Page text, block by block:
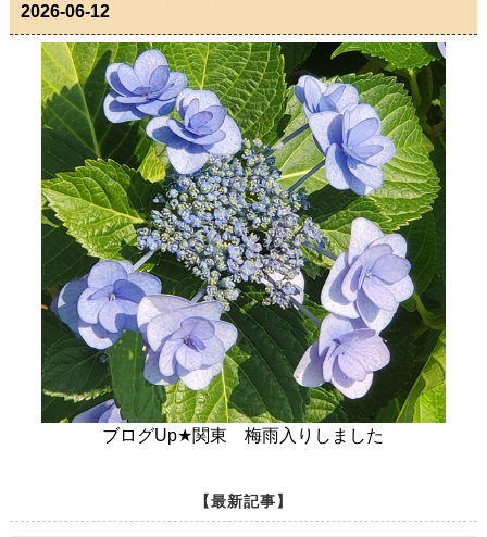
2026-06-12
ブログUp★関東 梅雨入りしました
【最新記事】